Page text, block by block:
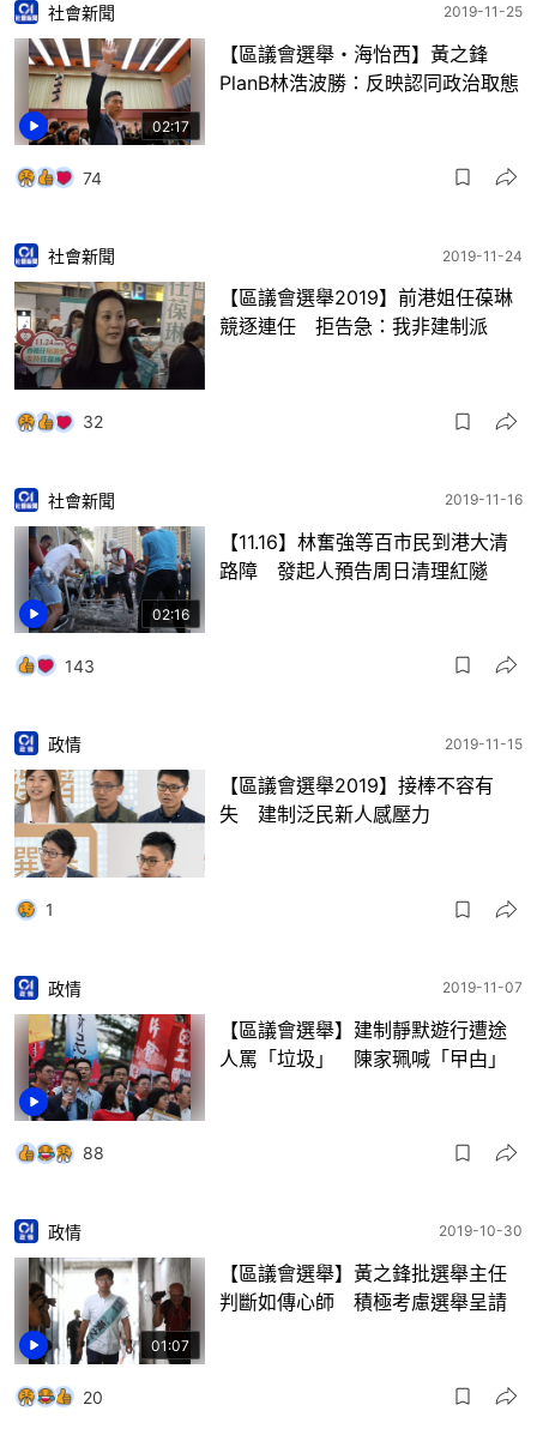
02:17
社會新聞 2019-11-25
【區議會選舉・海怡西】黃之鋒
PlanB林浩波勝：反映認同政治取態
74
社會新聞 2019-11-24
【區議會選舉2019】前港姐任葆琳
競逐連任 拒告急：我非建制派
32
02:16
社會新聞 2019-11-16
【11.16】林奮強等百市民到港大清
路障 發起人預告周日清理紅隧
143
政情 2019-11-15
【區議會選舉2019】接棒不容有
失 建制泛民新人感壓力
1
政情 2019-11-07
【區議會選舉】建制靜默遊行遭途
人罵「垃圾」 陳家珮喊「曱甴」
88
01:07
政情 2019-10-30
【區議會選舉】黃之鋒批選舉主任
判斷如傳心師 積極考慮選舉呈請
20